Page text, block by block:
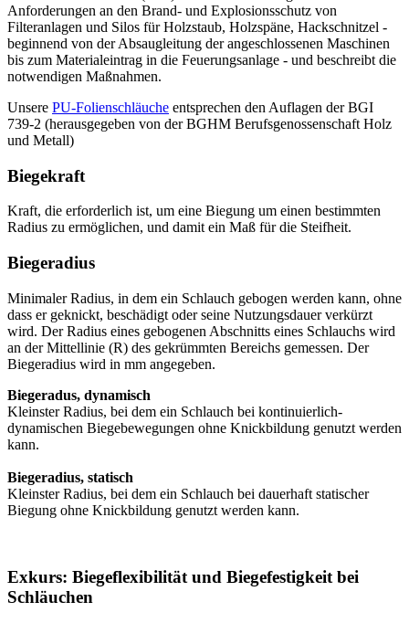
Anforderungen an den Brand- und Explosionsschutz von
Filteranlagen und Silos für Holzstaub, Holzspäne, Hackschnitzel -
beginnend von der Absaugleitung der angeschlossenen Maschinen
bis zum Materialeintrag in die Feuerungsanlage - und beschreibt die
notwendigen Maßnahmen.
Unsere PU-Folienschläuche entsprechen den Auflagen der BGI
739-2 (herausgegeben von der BGHM Berufsgenossenschaft Holz
und Metall)
Biegekraft
Kraft, die erforderlich ist, um eine Biegung um einen bestimmten
Radius zu ermöglichen, und damit ein Maß für die Steifheit.
Biegeradius
Minimaler Radius, in dem ein Schlauch gebogen werden kann, ohne
dass er geknickt, beschädigt oder seine Nutzungsdauer verkürzt
wird. Der Radius eines gebogenen Abschnitts eines Schlauchs wird
an der Mittellinie (R) des gekrümmten Bereichs gemessen. Der
Biegeradius wird in mm angegeben.
Biegeradus, dynamisch
Kleinster Radius, bei dem ein Schlauch bei kontinuierlich-
dynamischen Biegebewegungen ohne Knickbildung genutzt werden
kann.
Biegeradius, statisch
Kleinster Radius, bei dem ein Schlauch bei dauerhaft statischer
Biegung ohne Knickbildung genutzt werden kann.
Exkurs: Biegeflexibilität und Biegefestigkeit bei
Schläuchen